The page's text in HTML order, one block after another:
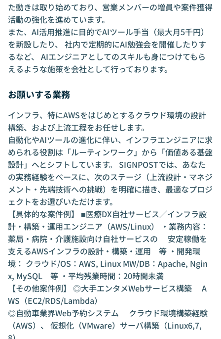
た動きは取り始めており、営業メンバーの増員や案件獲得
活動の強化を進めています。
また、AI活用推進に目的でAIツール手当（最大月5千円）
を新設したり、 社内で定期的にAI勉強会を開催したりす
るなど、 AIエンジニアとしてのスキルも身につけてもら
えるような施策を会社として行っております。
お願いする業務
インフラ、特にAWSをはじめとするクラウド環境の設計
構築、および上流工程をお任せします。
自動化やAIツールの進化に伴い、インフラエンジニアに求
められる役割は「ルーティンワーク」から「価値ある基盤
設計」へとシフトしています。 SIGNPOSTでは、あなた
の実務経験をベースに、次のステージ（上流設計・マネジ
メント・先端技術への挑戦）を明確に描き、最適なプロジ
ェクトをお選びいただけます。
【具体的な案件例】 ■医療DX自社サービス／インフラ設
計・構築・運用エンジニア（AWS/Linux） ・業務内容：
薬局・病院・介護施設向け自社サービスの 安定稼働を
支えるAWSインフラの設計・構築・運用 等 ・開発環
境： クラウド/OS：AWS, Linux MW/DB：Apache, Ngin
x, MySQL 等 ・平均残業時間：20時間未満
【その他案件例】 ◎大手エンタメWebサービス構築 A
WS（EC2/RDS/Lambda）
◎自動車業界Web予約システム クラウド環境構築経験
（AWS）、 仮想化（VMware）サーバ構築（Linux6,7,